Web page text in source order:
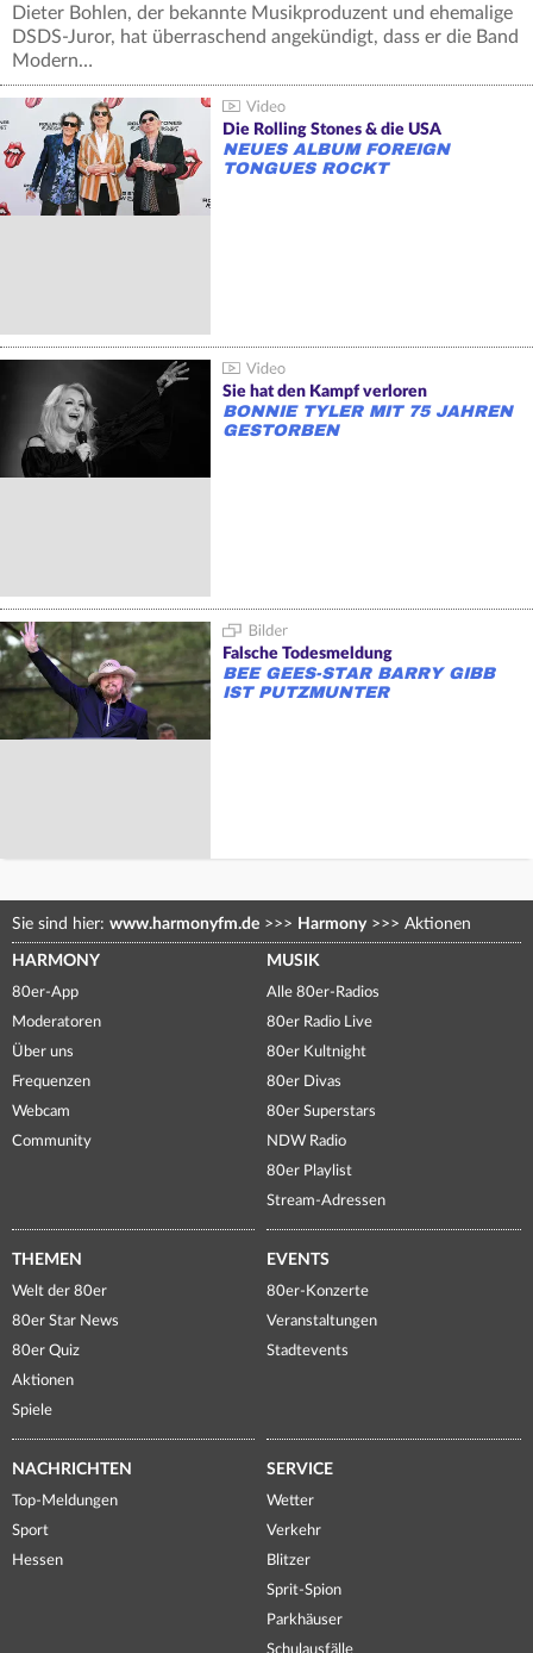
Dieter Bohlen, der bekannte Musikproduzent und ehemalige
DSDS-Juror, hat überraschend angekündigt, dass er die Band
Modern…
Die Rolling Stones & die USA
NEUES ALBUM FOREIGN
TONGUES ROCKT
Sie hat den Kampf verloren
BONNIE TYLER MIT 75 JAHREN
GESTORBEN
Falsche Todesmeldung
BEE GEES-STAR BARRY GIBB
IST PUTZMUNTER
Sie sind hier: www.harmonyfm.de >>> Harmony >>> Aktionen
HARMONY
80er-App
Moderatoren
Über uns
Frequenzen
Webcam
Community
MUSIK
Alle 80er-Radios
80er Radio Live
80er Kultnight
80er Divas
80er Superstars
NDW Radio
80er Playlist
Stream-Adressen
THEMEN
Welt der 80er
80er Star News
80er Quiz
Aktionen
Spiele
EVENTS
80er-Konzerte
Veranstaltungen
Stadtevents
NACHRICHTEN
Top-Meldungen
Sport
Hessen
SERVICE
Wetter
Verkehr
Blitzer
Sprit-Spion
Parkhäuser
Schulausfälle